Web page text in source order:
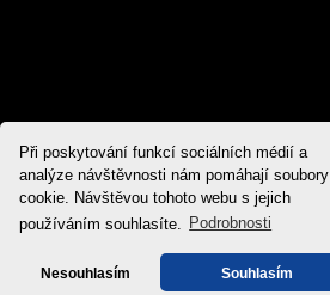
Při poskytování funkcí sociálních médií a
analýze návštěvnosti nám pomáhají soubory
cookie. Návštěvou tohoto webu s jejich
používáním souhlasíte.
Podrobnosti
Nesouhlasím Souhlasím